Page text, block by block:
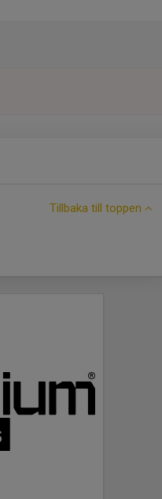
Tillbaka till toppen